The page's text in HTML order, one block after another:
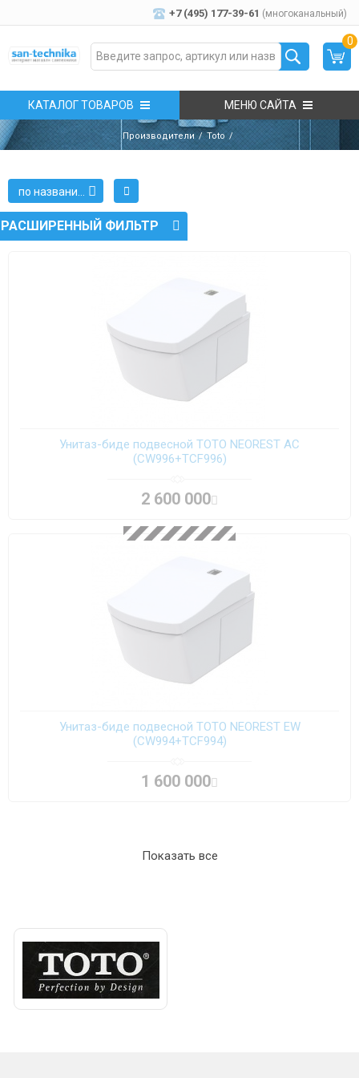
+7 (495) 177-39-61 (многоканальный)
0
КАТАЛОГ ТОВАРОВ МЕНЮ САЙТА
Производители Toto
РАСШИРЕННЫЙ ФИЛЬТР
по названию
Унитаз-биде подвесной TOTO NEOREST AC
(CW996+TCF996)
2 600 000
Унитаз-биде подвесной TOTO NEOREST EW
(CW994+TCF994)
1 600 000
Показать все